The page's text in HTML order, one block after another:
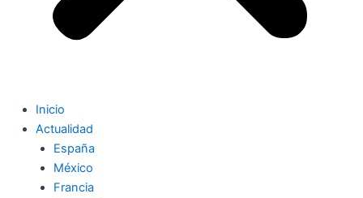
Inicio
Actualidad
España
México
Francia